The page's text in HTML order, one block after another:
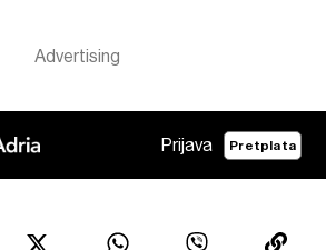
Prijava Pretplata